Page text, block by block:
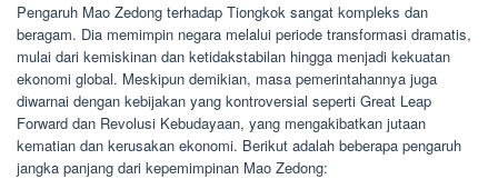
Pengaruh Mao Zedong terhadap Tiongkok sangat kompleks dan
beragam. Dia memimpin negara melalui periode transformasi dramatis,
mulai dari kemiskinan dan ketidakstabilan hingga menjadi kekuatan
ekonomi global. Meskipun demikian, masa pemerintahannya juga
diwarnai dengan kebijakan yang kontroversial seperti Great Leap
Forward dan Revolusi Kebudayaan, yang mengakibatkan jutaan
kematian dan kerusakan ekonomi. Berikut adalah beberapa pengaruh
jangka panjang dari kepemimpinan Mao Zedong: